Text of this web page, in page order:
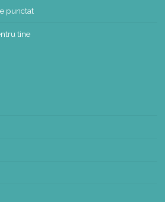
punctat
tine